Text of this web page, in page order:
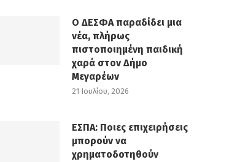
Ο ΔΕΣΦΑ παραδίδει μια
νέα, πλήρως
πιστοποιημένη παιδική
χαρά στον Δήμο
Μεγαρέων
21 Ιουλίου, 2026
ΕΣΠΑ: Ποιες επιχειρήσεις
μπορούν να
χρηματοδοτηθούν